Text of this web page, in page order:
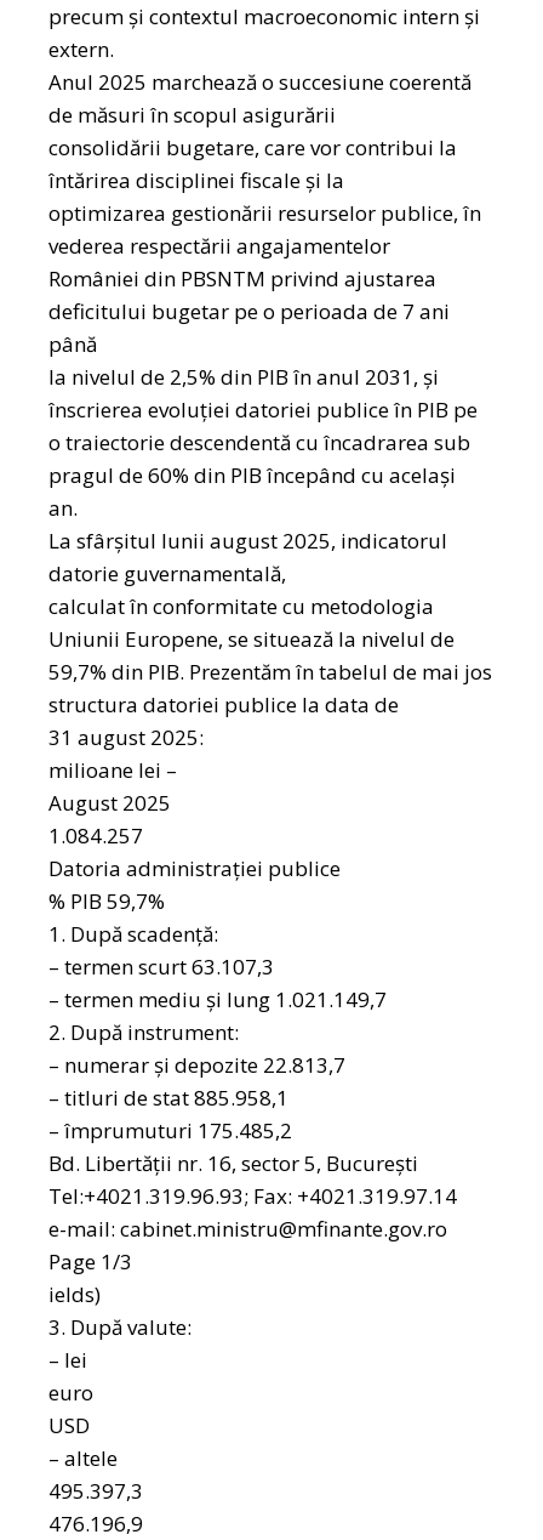
precum şi contextul macroeconomic intern şi
extern.
Anul 2025 marchează o succesiune coerentă
de măsuri în scopul asigurării
consolidării bugetare, care vor contribui la
întărirea disciplinei fiscale şi la
optimizarea gestionării resurselor publice, în
vederea respectării angajamentelor
României din PBSNTM privind ajustarea
deficitului bugetar pe o perioada de 7 ani
până
la nivelul de 2,5% din PIB în anul 2031, şi
înscrierea evoluţiei datoriei publice în PIB pe
o traiectorie descendentă cu încadrarea sub
pragul de 60% din PIB începând cu acelaşi
an.
La sfârşitul lunii august 2025, indicatorul
datorie guvernamentală,
calculat în conformitate cu metodologia
Uniunii Europene, se situează la nivelul de
59,7% din PIB. Prezentăm în tabelul de mai jos
structura datoriei publice la data de
31 august 2025:
milioane lei –
August 2025
1.084.257
Datoria administraţiei publice
% PIB 59,7%
1. După scadenţă:
– termen scurt 63.107,3
– termen mediu şi lung 1.021.149,7
2. După instrument:
– numerar şi depozite 22.813,7
– titluri de stat 885.958,1
– împrumuturi 175.485,2
Bd. Libertăţii nr. 16, sector 5, Bucureşti
Tel:+4021.319.96.93; Fax: +4021.319.97.14
e-mail:cabinet.ministru@mfinante.gov.ro
Page 1/3
ields)
3. După valute:
– lei
euro
USD
– altele
495.397,3
476.196,9